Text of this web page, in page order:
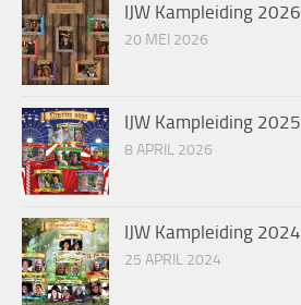
IJW Kampleiding 2026
20 MEI 2026
IJW Kampleiding 2025
8 APRIL 2026
IJW Kampleiding 2024
25 APRIL 2024